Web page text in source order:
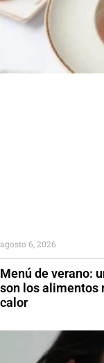
Menú de verano:
son los alimentos
calor
agosto 6, 2026